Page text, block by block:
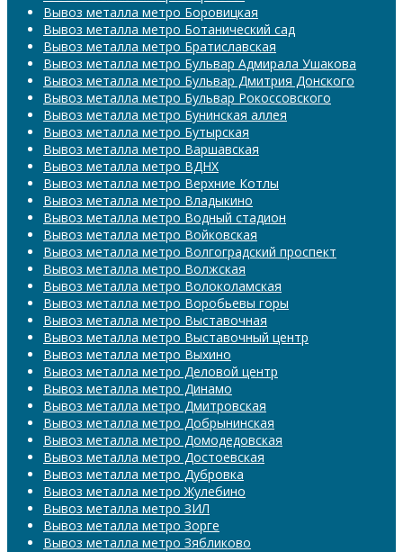
Вывоз металла метро Боровицкая
Вывоз металла метро Ботанический сад
Вывоз металла метро Братиславская
Вывоз металла метро Бульвар Адмирала Ушакова
Вывоз металла метро Бульвар Дмитрия Донского
Вывоз металла метро Бульвар Рокоссовского
Вывоз металла метро Бунинская аллея
Вывоз металла метро Бутырская
Вывоз металла метро Варшавская
Вывоз металла метро ВДНХ
Вывоз металла метро Верхние Котлы
Вывоз металла метро Владыкино
Вывоз металла метро Водный стадион
Вывоз металла метро Войковская
Вывоз металла метро Волгоградский проспект
Вывоз металла метро Волжская
Вывоз металла метро Волоколамская
Вывоз металла метро Воробьевы горы
Вывоз металла метро Выставочная
Вывоз металла метро Выставочный центр
Вывоз металла метро Выхино
Вывоз металла метро Деловой центр
Вывоз металла метро Динамо
Вывоз металла метро Дмитровская
Вывоз металла метро Добрынинская
Вывоз металла метро Домодедовская
Вывоз металла метро Достоевская
Вывоз металла метро Дубровка
Вывоз металла метро Жулебино
Вывоз металла метро ЗИЛ
Вывоз металла метро Зорге
Вывоз металла метро Зябликово